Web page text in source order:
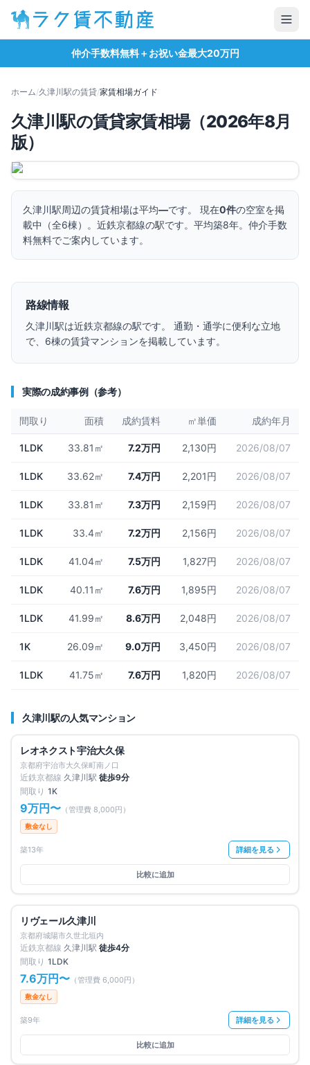
仲介手数料無料＋お祝い金最大20万円
ホーム/久津川 駅の賃貸/家賃相場ガイド
久津川駅の賃貸家賃相場（2026年8月
版）
久津川駅周辺の賃貸相場は平均—です。 現在0件の空室を掲
載中（全6棟）。 近鉄京都線の駅です。 平均築8年。 仲介手数
料無料でご案内しています。
路線情報
久津川駅は近鉄京都線の駅です。 通勤・通学に便利な立地
で、 6棟の賃貸マンションを掲載しています。
実際の成約事例（参考）
間取り 面積 成約賃料 ㎡単価 成約年月
1LDK 33.81㎡ 7.2万円 2,130円 2026/08/07
1LDK 33.62㎡ 7.4万円 2,201円 2026/08/07
1LDK 33.81㎡ 7.3万円 2,159円 2026/08/07
1LDK 33.4㎡ 7.2万円 2,156円 2026/08/07
1LDK 41.04㎡ 7.5万円 1,827円 2026/08/07
1LDK 40.11㎡ 7.6万円 1,895円 2026/08/07
1LDK 41.99㎡ 8.6万円 2,048円 2026/08/07
1K 26.09㎡ 9.0万円 3,450円 2026/08/07
1LDK 41.75㎡ 7.6万円 1,820円 2026/08/07
久津川 駅の人気マンション
仲介手数料無料
レオネクスト宇治大久保
京都府宇治市大久保町南ノ口
近鉄京都線 久津川 駅 徒歩9分
間取り 1K
9万円 〜 （管理費 8,000円 ）
敷金なし
築13年 詳細を見る
比較に追加
仲介手数料無料
リヴェール久津川
京都府城陽市久世北垣内
近鉄京都線 久津川 駅 徒歩4分
間取り 1LDK
7.6万円 〜 （管理費 6,000円 ）
敷金なし
築9年 詳細を見る
比較に追加